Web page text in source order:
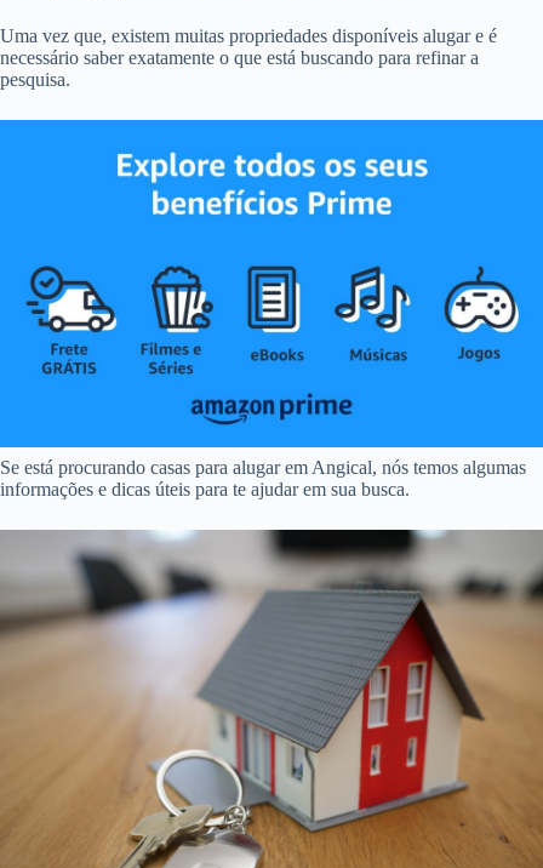
Uma vez que, existem muitas propriedades disponíveis alugar e é
necessário saber exatamente o que está buscando para refinar a
pesquisa.
Se está procurando casas para alugar em Angical, nós temos algumas
informações e dicas úteis para te ajudar em sua busca.